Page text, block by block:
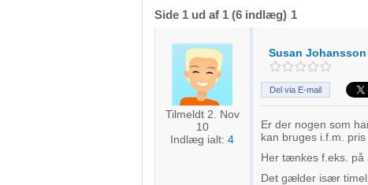
Side 1 ud af 1 (6 indlæg) 1
Tilmeldt 2. Nov
10
Indlæg ialt: 4
Susan Johansson
Del via E-mail
Er der nogen som
kan bruges i.f.m. pris
Her tænkes f.eks. på
Det gælder især